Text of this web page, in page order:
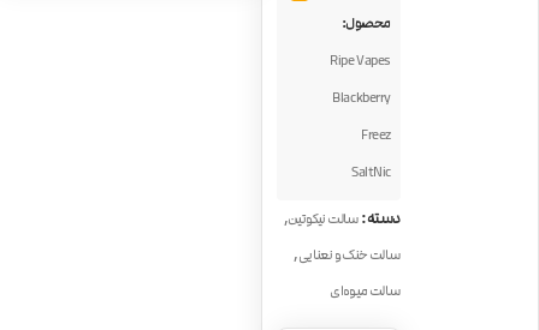
محصول:
Ripe Vapes
Blackberry
Freez
SaltNic
دسته:سالت نیکوتین,
سالت خنک و نعنایی,
سالت میوه‌ای